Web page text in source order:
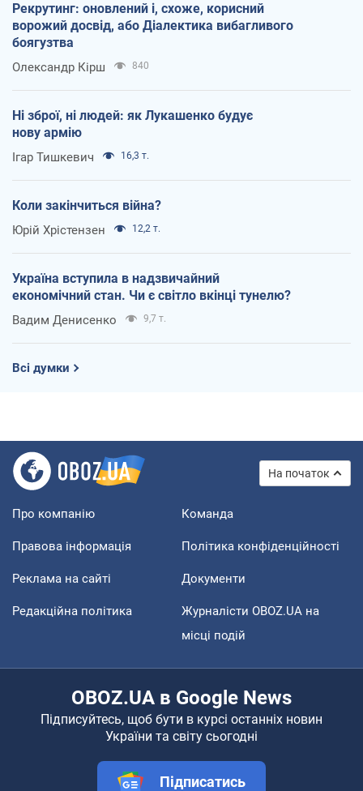
Рекрутинг: оновлений і, схоже, корисний
ворожий досвід, або Діалектика вибагливого
боягузтва
Олександр Кірш 840
Ні зброї, ні людей: як Лукашенко будує
нову армію
Ігар Тишкевич 16,3 т.
Коли закінчиться війна?
Юрій Хрістензен 12,2 т.
Україна вступила в надзвичайний
економічний стан. Чи є світло вкінці тунелю?
Вадим Денисенко 9,7 т.
Всі думки
На початок
Про компанію Команда
Правова інформація Політика конфіденційності
Реклама на сайті Документи
Редакційна політика
Журналісти OBOZ.UA на
місці подій
OBOZ.UA в Google News
Підписуйтесь, щоб бути в курсі останніх новин
України та світу сьогодні
Підписатись